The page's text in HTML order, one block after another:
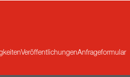
VeröffentlichungenAnfrageformular